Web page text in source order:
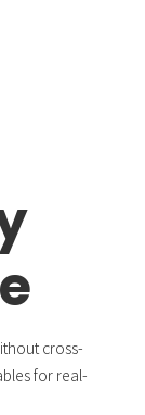
cross-
for real-